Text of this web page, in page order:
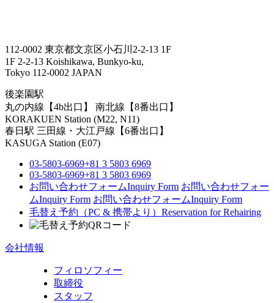
112-0002 東京都文京区小石川2-2-13 1F
1F 2-2-13 Koishikawa, Bunkyo-ku,
Tokyo 112-0002 JAPAN
後楽園駅
丸の内線【4b出口】 南北線【8番出口】
KORAKUEN Station (M22, N11)
春日駅 三田線・大江戸線【6番出口】
KASUGA Station (E07)
03-5803-6969+81 3 5803 6969
03-5803-6969+81 3 5803 6969
お問い合わせフォームInquiry Form お問い合わせフォー
ムInquiry Form お問い合わせフォームInquiry Form
毛替え予約（PC & 携帯より） Reservation for Rehairing
会社情報
フィロソフィー
取締役
スタッフ